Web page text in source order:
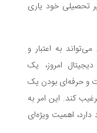
خود یاری
به اعتبار و
امروز، یک
بودن یک
کند. این امر به
اهمیت ویژه‌ای